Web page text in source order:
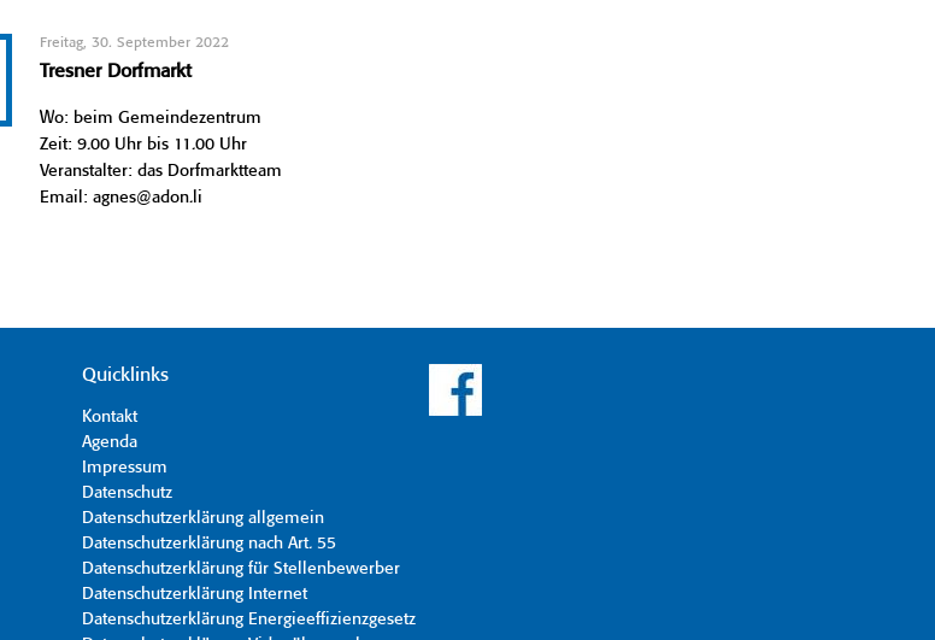
Freitag, 30. September 2022
Tresner Dorfmarkt
Wo: beim Gemeindezentrum
Zeit: 9.00 Uhr bis 11.00 Uhr
Veranstalter: das Dorfmarktteam
Email: agnes@adon.li
Quicklinks
Kontakt
Agenda
Impressum
Datenschutz
Datenschutzerklärung allgemein
Datenschutzerklärung nach Art. 55
Datenschutzerklärung für Stellenbewerber
Datenschutzerklärung Internet
Datenschutzerklärung Energieeffizienzgesetz